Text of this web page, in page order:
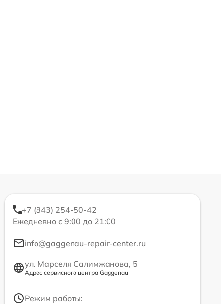
+7 (843) 254-50-42
Ежедневно с 9:00 до 21:00
info@gaggenau-repair-center.ru
ул. Марселя Салимжанова, 5
Адрес сервисного центра Gaggenau
Режим работы: